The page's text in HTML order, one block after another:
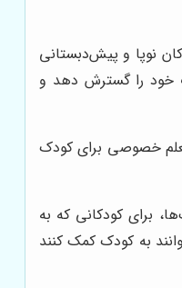
نوپا و پیش‌دبستانی
خود را گسترش دهد و
خصوصی برای کودک
برای کودکانی که به
به کودک کمک کنند